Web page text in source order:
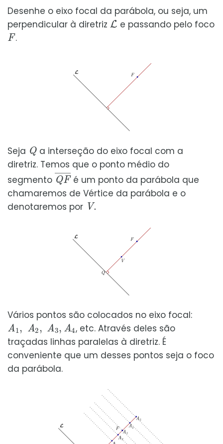
Desenhe o eixo focal da parábola, ou seja, um
perpendicular à diretriz
L
e passando pelo foco
F
.
Seja
Q
a interseção do eixo focal com a
diretriz. Temos que o ponto médio do
segmento
QF¯
é um ponto da parábola que
chamaremos de Vértice da parábola e o
denotaremos por
V.
Vários pontos são colocados no eixo focal:
A1,A2, A3,A4
, etc. Através deles são
traçadas linhas paralelas à diretriz. É
conveniente que um desses pontos seja o foco
da parábola.